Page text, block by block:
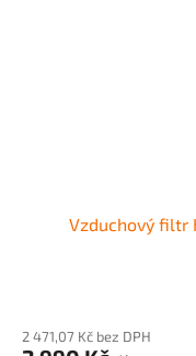
Vzduchový filtr
2 471,07 Kč bez DPH